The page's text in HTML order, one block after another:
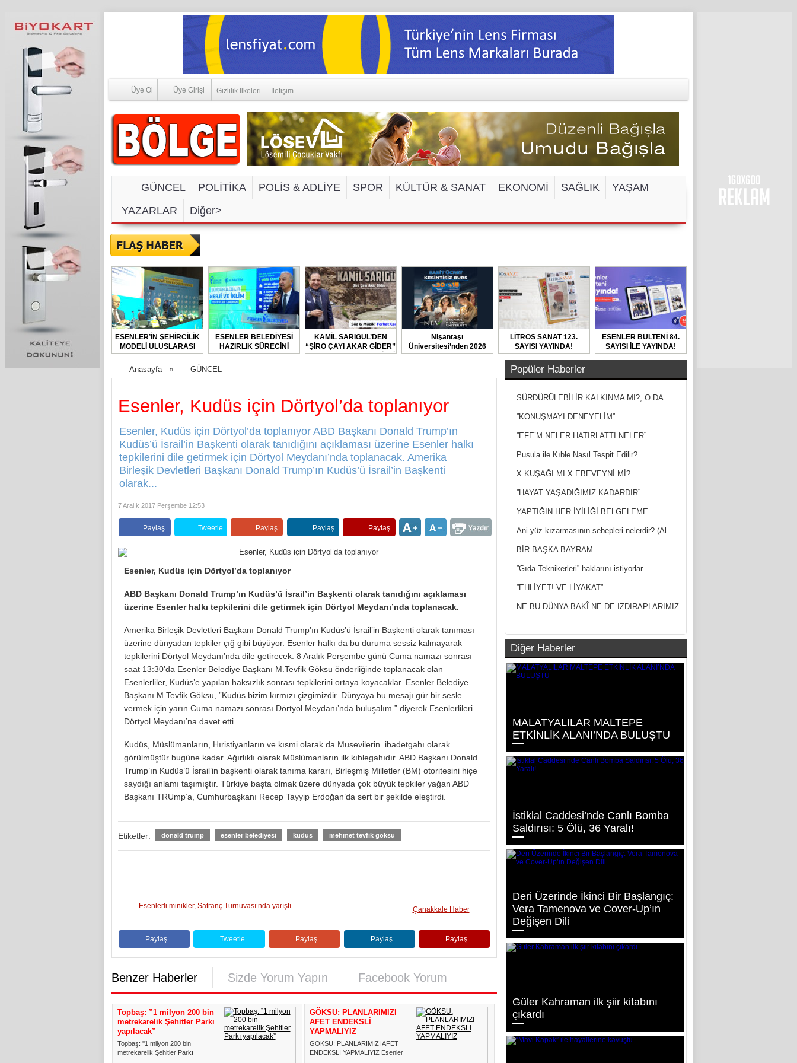
Üye Ol Üye Girişi Gizlilik İlkeleri İletişim
GÜNCEL POLİTİKA POLİS & ADLİYE SPOR KÜLTÜR & SANAT EKONOMİ SAĞLIK
YAŞAM
YAZARLAR
Diğer>
ESENLER’İN ŞEHİRCİLİK
MODELİ ULUSLARASI
FORUMDA TANITILDI
ESENLER BELEDİYESİ
HAZIRLIK SÜRECİNİ
BAŞLATTI
KAMİL SARIGÜL’DEN
“ŞİRO ÇAYI AKAR GİDER”
TÜRKÜSÜNE BÜYÜK İLGİ
Nişantaşı
Üniversitesi’nden 2026
YKS Adaylarına Çifte
LİTROS SANAT 123.
SAYISI YAYINDA!
ESENLER BÜLTENİ 84.
SAYISI İLE YAYINDA!
Anasayfa » GÜNCEL
Esenler, Kudüs için Dörtyol’da toplanıyor
Esenler, Kudüs için Dörtyol’da toplanıyor ABD Başkanı Donald Trump’ın
Kudüs’ü İsrail’in Başkenti olarak tanıdığını açıklaması üzerine Esenler halkı
tepkilerini dile getirmek için Dörtyol Meydanı’nda toplanacak. Amerika
Birleşik Devletleri Başkanı Donald Trump’ın Kudüs’ü İsrail’in Başkenti
olarak...
7 Aralık 2017 Perşembe 12:53
Paylaş Tweetle Paylaş Paylaş Paylaş
Esenler, Kudüs için Dörtyol’da toplanıyor
ABD Başkanı Donald Trump’ın Kudüs’ü İsrail’in Başkenti olarak tanıdığını açıklaması
üzerine Esenler halkı tepkilerini dile getirmek için Dörtyol Meydanı’nda toplanacak.
Amerika Birleşik Devletleri Başkanı Donald Trump’ın Kudüs’ü İsrail’in Başkenti olarak tanıması
üzerine dünyadan tepkiler çığ gibi büyüyor. Esenler halkı da bu duruma sessiz kalmayarak
tepkilerini Dörtyol Meydanı’nda dile getirecek. 8 Aralık Perşembe günü Cuma namazı sonrası
saat 13:30’da Esenler Belediye Başkanı M.Tevfik Göksu önderliğinde toplanacak olan
Esenlerliler, Kudüs’e yapılan haksızlık sonrası tepkilerini ortaya koyacaklar. Esenler Belediye
Başkanı M.Tevfik Göksu, ”Kudüs bizim kırmızı çizgimizdir. Dünyaya bu mesajı gür bir sesle
vermek için yarın Cuma namazı sonrası Dörtyol Meydanı’nda buluşalım.” diyerek Esenlerlileri
Dörtyol Meydanı’na davet etti.
Kudüs, Müslümanların, Hıristiyanların ve kısmi olarak da Musevilerin ibadetgahı olarak
görülmüştür bugüne kadar. Ağırlıklı olarak Müslümanların ilk kıblegahıdır. ABD Başkanı Donald
Trump’ın Kudüs’ü İsrail’in başkenti olarak tanıma kararı, Birleşmiş Milletler (BM) otoritesini hiçe
saydığı anlamı taşımıştır. Türkiye başta olmak üzere dünyada çok büyük tepkiler yağan ABD
Başkanı TRUmp’a, Cumhurbaşkanı Recep Tayyip Erdoğan’da sert bir şekilde eleştirdi.
Etiketler: donald trump esenler belediyesi kudüs mehmet tevfik göksu
Esenlerli minikler, Satranç Turnuvası’nda yarıştı Çanakkale Haber
Paylaş Tweetle Paylaş Paylaş Paylaş
Benzer Haberler Sizde Yorum Yapın Facebook Yorum
Topbaş: ”1 milyon 200 bin
metrekarelik Şehitler Parkı
yapılacak”
Topbaş: ''1 milyon 200 bin
metrekarelik Şehitler Parkı
GÖKSU: PLANLARIMIZI
AFET ENDEKSLİ
YAPMALIYIZ
GÖKSU: PLANLARIMIZI AFET
ENDEKSLİ YAPMALIYIZ Esenler
Popüler Haberler
SÜRDÜRÜLEBİLİR KALKINMA MI?, O DA
NEYMİŞ?
”KONUŞMAYI DENEYELİM”
”EFE’M NELER HATIRLATTI NELER”
Pusula ile Kıble Nasıl Tespit Edilir?
X KUŞAĞI MI X EBEVEYNİ Mİ?
”HAYAT YAŞADIĞIMIZ KADARDIR”
YAPTIĞIN HER İYİLİĞİ BELGELEME
Ani yüz kızarmasının sebepleri nelerdir? (Al
Yanak)
BİR BAŞKA BAYRAM
”Gıda Teknikerleri” haklarını istiyorlar…
”EHLİYET! VE LİYAKAT”
NE BU DÜNYA BAKÎ NE DE IZDIRAPLARIMIZ
Diğer Haberler
MALATYALILAR MALTEPE
ETKİNLİK ALANI’NDA BULUŞTU
İstiklal Caddesi’nde Canlı Bomba
Saldırısı: 5 Ölü, 36 Yaralı!
Deri Üzerinde İkinci Bir Başlangıç:
Vera Tamenova ve Cover-Up’ın
Değişen Dili
Güler Kahraman ilk şiir kitabını
çıkardı